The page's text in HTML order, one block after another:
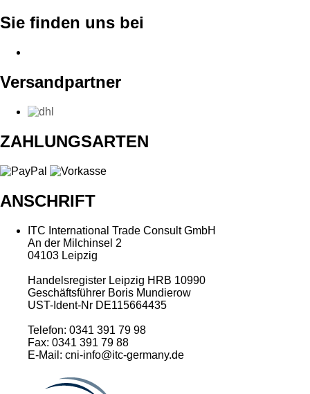
Sie finden uns bei
Versandpartner
ZAHLUNGSARTEN
ANSCHRIFT
ITC International Trade Consult GmbH
An der Milchinsel 2
04103 Leipzig
Handelsregister Leipzig HRB 10990
Geschäftsführer Boris Mundierow
UST-Ident-Nr DE115664435
Telefon: 0341 391 79 98
Fax: 0341 391 79 88
E-Mail: cni-info@itc-germany.de